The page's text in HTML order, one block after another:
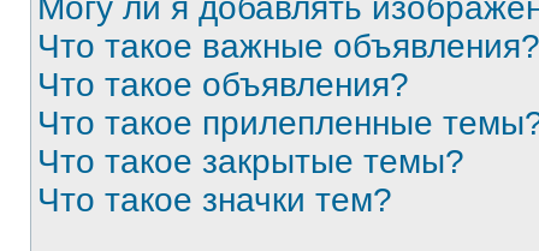
Могу ли я добавлять
Что такое важные объявления?
Что такое объявления?
Что такое прилепленные
Что такое закрытые темы?
Что такое значки тем?